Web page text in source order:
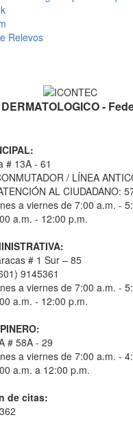
-
# 13A - 61
/ LÍNEA
AL CIUDADANO:
a viernes de 7:00 a.m. -
a.m. - 12:00 p.m.
# 1 Sur – 85
9145361
a viernes de 7:00 a.m. -
a.m. - 12:00 p.m.
# 58A - 29
a viernes de 7:00 a.m. -
a.m. a 12:00 p.m.
de citas: